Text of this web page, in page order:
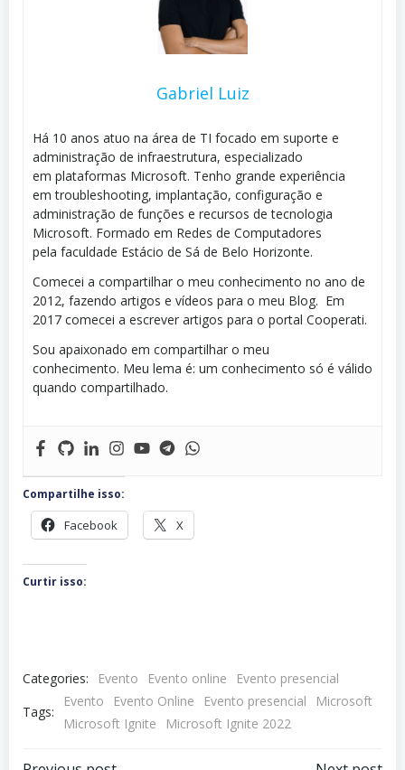
Gabriel Luiz
Há 10 anos atuo na área de TI focado em suporte e
administração de infraestrutura, especializado
em plataformas Microsoft. Tenho grande experiência
em troubleshooting, implantação, configuração e
administração de funções e recursos de tecnologia
Microsoft. Formado em Redes de Computadores
pela faculdade Estácio de Sá de Belo Horizonte.
Comecei a compartilhar o meu conhecimento no ano de
2012, fazendo artigos e vídeos para o meu Blog. Em
2017 comecei a escrever artigos para o portal Cooperati.
Sou apaixonado em compartilhar o meu
conhecimento. Meu lema é: um conhecimento só é válido
quando compartilhado.
Compartilhe isso:
Facebook X
Curtir isso:
Categories: Evento Evento online
Evento presencial
Tags:
Evento Evento Online Evento presencial
Microsoft
Microsoft Ignite
Microsoft Ignite 2022